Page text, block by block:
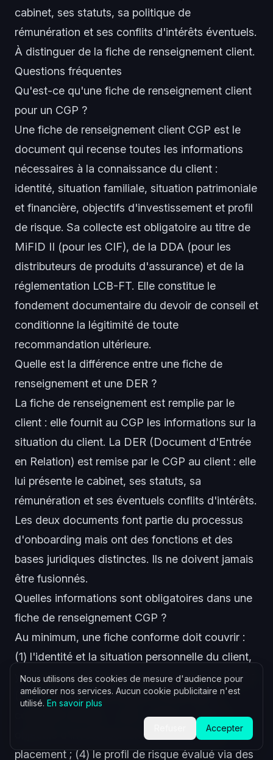
cabinet, ses statuts, sa politique de
rémunération et ses conflits d'intérêts éventuels.
À distinguer de la fiche de renseignement client.
Questions fréquentes
Qu'est-ce qu'une fiche de renseignement client
pour un CGP ?
Une fiche de renseignement client CGP est le
document qui recense toutes les informations
nécessaires à la connaissance du client :
identité, situation familiale, situation patrimoniale
et financière, objectifs d'investissement et profil
de risque. Sa collecte est obligatoire au titre de
MiFID II (pour les CIF), de la DDA (pour les
distributeurs de produits d'assurance) et de la
réglementation LCB-FT. Elle constitue le
fondement documentaire du devoir de conseil et
conditionne la légitimité de toute
recommandation ultérieure.
Quelle est la différence entre une fiche de
renseignement et une DER ?
La fiche de renseignement est remplie par le
client : elle fournit au CGP les informations sur la
situation du client. La DER (Document d'Entrée
en Relation) est remise par le CGP au client : elle
lui présente le cabinet, ses statuts, sa
rémunération et ses éventuels conflits d'intérêts.
Les deux documents font partie du processus
d'onboarding mais ont des fonctions et des
bases juridiques distinctes. Ils ne doivent jamais
être fusionnés.
Quelles informations sont obligatoires dans une
fiche de renseignement CGP ?
Au minimum, une fiche conforme doit couvrir :
(1) l'identité et la situation personnelle du client,
y compris les éléments d'identification LCB-FT ;
(2) la situation patrimoniale et financière
complète (revenus, actifs, dettes) ; (3) les
objectifs d'investissement et l'horizon de
placement ; (4) le profil de risque évalué via des
Nous utilisons des cookies de mesure d'audience pour
améliorer nos services. Aucun cookie publicitaire n'est
utilisé. En savoir plus
Accepter